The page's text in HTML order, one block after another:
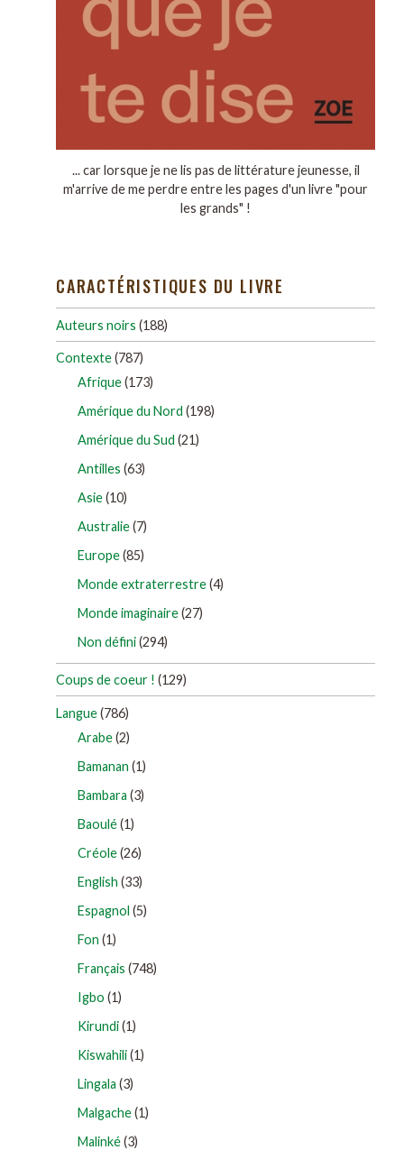
... car lorsque je ne lis pas de littérature jeunesse, il
m'arrive de me perdre entre les pages d'un livre "pour
les grands" !
CARACTÉRISTIQUES DU LIVRE
Auteurs noirs (188)
Contexte(787)
Afrique(173)
Amérique du Nord (198)
Amérique du Sud (21)
Antilles (63)
Asie(10)
Australie(7)
Europe(85)
Monde extraterrestre(4)
Monde imaginaire(27)
Non défini(294)
Coups de coeur ! (129)
Langue(786)
Arabe(2)
Bamanan (1)
Bambara (3)
Baoulé(1)
Créole(26)
English (33)
Espagnol (5)
Fon (1)
Français (748)
Igbo (1)
Kirundi(1)
Kiswahili(1)
Lingala (3)
Malgache(1)
Malinké(3)